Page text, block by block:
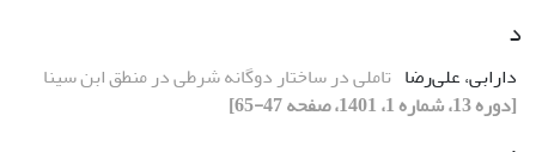
د
دارابی، علی‌رضا تاملی در ساختار دوگانه شرطی در منطق ابن سینا
[دوره 13، شماره 1، 1401، صفحه 47-65]